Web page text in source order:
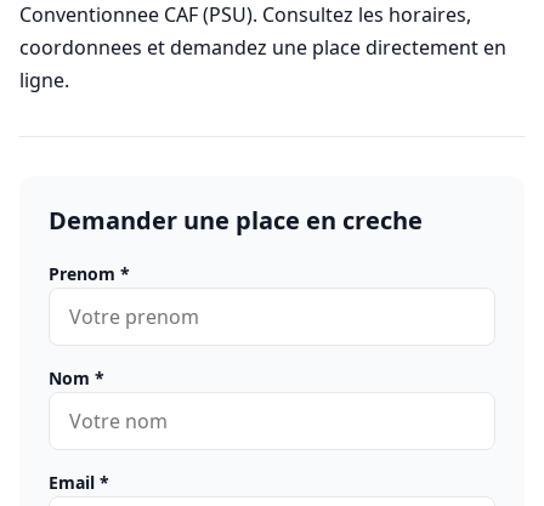
Conventionnee CAF (PSU). Consultez les horaires,
coordonnees et demandez une place directement en
ligne.
Demander une place en creche
Prenom *
Nom *
Email *